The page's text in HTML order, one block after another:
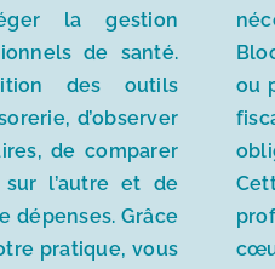
la gestion
de santé.
des outils
d’observer
de comparer
sur l’autre et de
dépenses. Grâce
pratique, vous
ou